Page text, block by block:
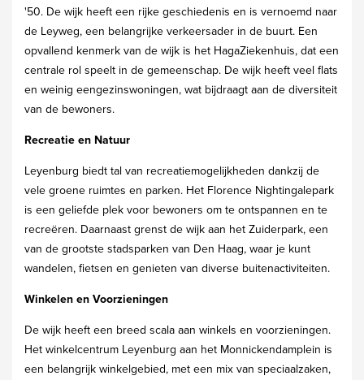
'50. De wijk heeft een rijke geschiedenis en is vernoemd naar
de Leyweg, een belangrijke verkeersader in de buurt. Een
opvallend kenmerk van de wijk is het HagaZiekenhuis, dat een
centrale rol speelt in de gemeenschap. De wijk heeft veel flats
en weinig eengezinswoningen, wat bijdraagt aan de diversiteit
van de bewoners.
Recreatie en Natuur
Leyenburg biedt tal van recreatiemogelijkheden dankzij de
vele groene ruimtes en parken. Het Florence Nightingalepark
is een geliefde plek voor bewoners om te ontspannen en te
recreëren. Daarnaast grenst de wijk aan het Zuiderpark, een
van de grootste stadsparken van Den Haag, waar je kunt
wandelen, fietsen en genieten van diverse buitenactiviteiten.
Winkelen en Voorzieningen
De wijk heeft een breed scala aan winkels en voorzieningen.
Het winkelcentrum Leyenburg aan het Monnickendamplein is
een belangrijk winkelgebied, met een mix van speciaalzaken,